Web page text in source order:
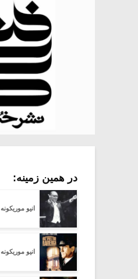
در همین زمینه:
انیو موریکونه
انیو موریکونه